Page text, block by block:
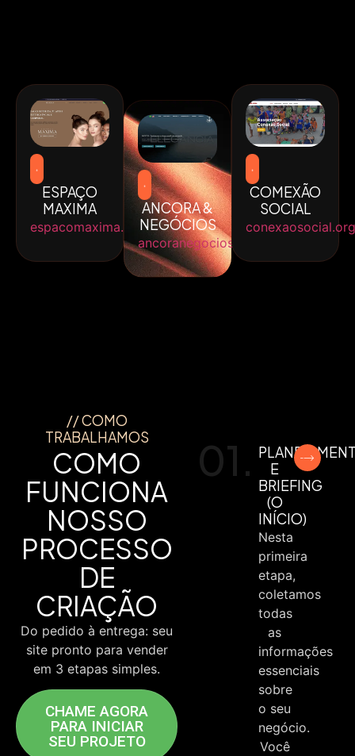
ESPAÇO
MAXIMA
espacomaxima.com.br
ANCORA &
NEGÓCIOS
ancoranegocios.com.br
COMEXÃO
SOCIAL
// COMO
TRABALHAMOS
COMO
FUNCIONA
NOSSO
PROCESSO
DE
CRIAÇÃO
Do pedido à entrega: seu
site pronto para vender
em 3 etapas simples.
CHAME AGORA
PARA INICIAR
SEU PROJETO
01.
E
BRIEFING
(O
INÍCIO)
Nesta
primeira
etapa,
coletamos
todas
as
informações
essenciais
sobre
o seu
negócio.
Você